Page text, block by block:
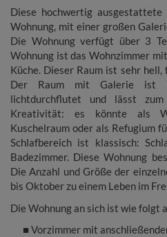
Diese hochwertig
Wohnung, mit einer großen
Die Wohnung verfügt über 3
Wohnung ist das Wohnzimmer
Küche. Dieser Raum ist sehr
Der Raum mit Galerie ist
lichtdurchflutet und lässt
Kreativität: es könnte als
Kuschelraum oder als Refugium
Schlafbereich ist klassisch:
Badezimmer. Diese Wohnung
Die Anzahl und Größe der
bis Oktober zu einem Leben im
Die Wohnung an sich ist wie folgt
■ Vorzimmer mit